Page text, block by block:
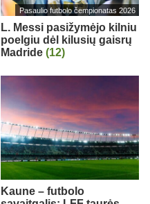
Pasaulio futbolo čempionatas 2026
L. Messi pasižymėjo kilniu
poelgiu dėl kilusių gaisrų
Madride (12)
Kaune – futbolo